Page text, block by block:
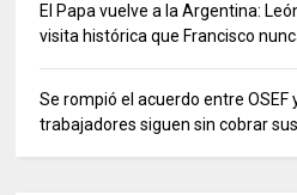
El Papa vuelve a la Argentina:
visita histórica que Francisco
Se rompió el acuerdo entre
trabajadores siguen sin cobrar